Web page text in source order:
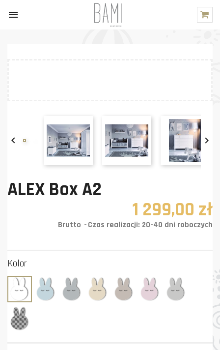

 
ALEX Box A2
1 299,00 zł
Brutto Czas realizacji: 20-40 dni roboczych
Kolor
Biały Błękit Grafit Krem Mastik Róż